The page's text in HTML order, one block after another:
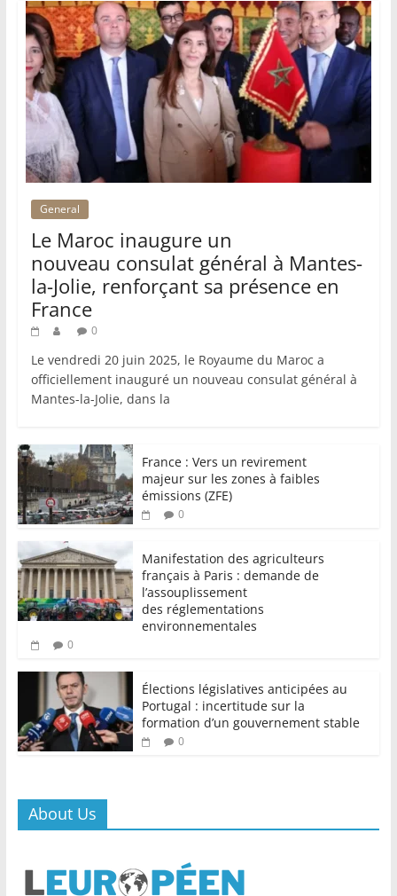
General
Le Maroc inaugure un
nouveau consulat général à Mantes-
la-Jolie, renforçant sa présence en
France
0
Le vendredi 20 juin 2025, le Royaume du Maroc a
officiellement inauguré un nouveau consulat général à
Mantes-la-Jolie, dans la
France : Vers un revirement
majeur sur les zones à faibles
émissions (ZFE)
0
Manifestation des agriculteurs
français à Paris : demande de
l’assouplissement
des réglementations
environnementales
0
Élections législatives anticipées au
Portugal : incertitude sur la
formation d’un gouvernement stable
0
About Us